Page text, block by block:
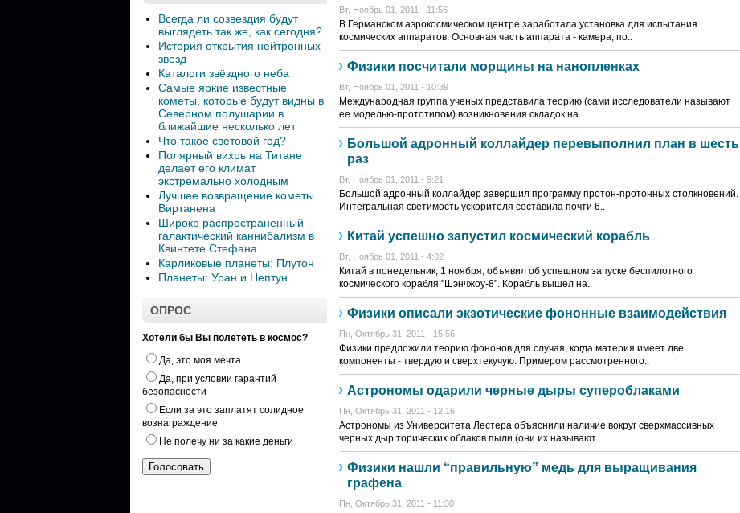
Всегда ли созвездия будут
выглядеть так же, как сегодня?
История открытия нейтронных
звезд
Каталоги звёздного неба
Самые яркие известные
кометы, которые будут видны в
Северном полушарии в
ближайшие несколько лет
Что такое световой год?
Полярный вихрь на Титане
делает его климат
экстремально холодным
Лучшее возвращение кометы
Виртанена
Широко распространенный
галактический каннибализм в
Квинтете Стефана
Карликовые планеты: Плутон
Планеты: Уран и Нептун
ОПРОС
Хотели бы Вы полететь в космос?
Да, это моя мечта
Да, при условии гарантий
безопасности
Если за это заплатят солидное
вознаграждение
Не полечу ни за какие деньги
Вт, Ноябрь 01, 2011 - 11:56
В Германском аэрокосмическом центре заработала установка для испытания
космических аппаратов. Основная часть аппарата - камера, по..
Физики посчитали морщины на нанопленках
Вт, Ноябрь 01, 2011 - 10:39
Международная группа ученых представила теорию (сами исследователи называют
ее моделью-прототипом) возникновения складок на..
Большой адронный коллайдер перевыполнил план в шесть
раз
Вт, Ноябрь 01, 2011 - 9:21
Большой адронный коллайдер завершил программу протон-протонных столкновений.
Интегральная светимость ускорителя составила почти 6..
Китай успешно запустил космический корабль
Вт, Ноябрь 01, 2011 - 4:02
Китай в понедельник, 1 ноября, объявил об успешном запуске беспилотного
космического корабля "Шэнчжоу-8". Корабль вышел на..
Физики описали экзотические фононные взаимодействия
Пн, Октябрь 31, 2011 - 15:56
Физики предложили теорию фононов для случая, когда материя имеет две
компоненты - твердую и сверхтекучую. Примером рассмотренного..
Астрономы одарили черные дыры супероблаками
Пн, Октябрь 31, 2011 - 12:16
Астрономы из Университета Лестера объяснили наличие вокруг сверхмассивных
черных дыр торических облаков пыли (они их называют..
Физики нашли “правильную” медь для выращивания
графена
Пн, Октябрь 31, 2011 - 11:30